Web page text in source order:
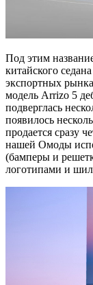
Под этим
китайского
экспортных
модель Arrizo 5
подверглась
появилось
продается сразу
нашей Омоды
(бамперы и
логотипами и